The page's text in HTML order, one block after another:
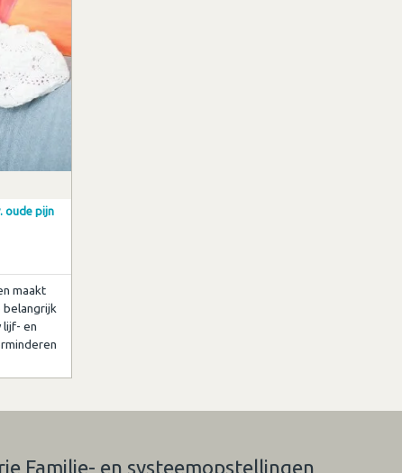
oude pijn
maakt
lijf- en
Familie- en systeemopstellingen